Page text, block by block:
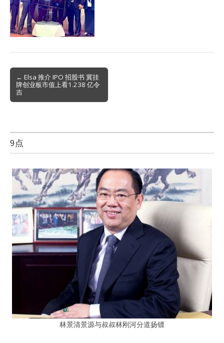
Post
navigation
← Elsa 推介 IPO 招股书 冀挂
牌创业板市值上看1.238 亿令
吉
9点
林景清景源与叔叔林刚河分道扬镖